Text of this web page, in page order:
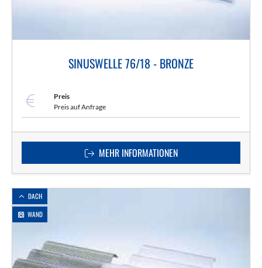
SINUSWELLE 76/18 - BRONZE
Preis
Preis auf Anfrage
MEHR INFORMATIONEN
DACH
WAND